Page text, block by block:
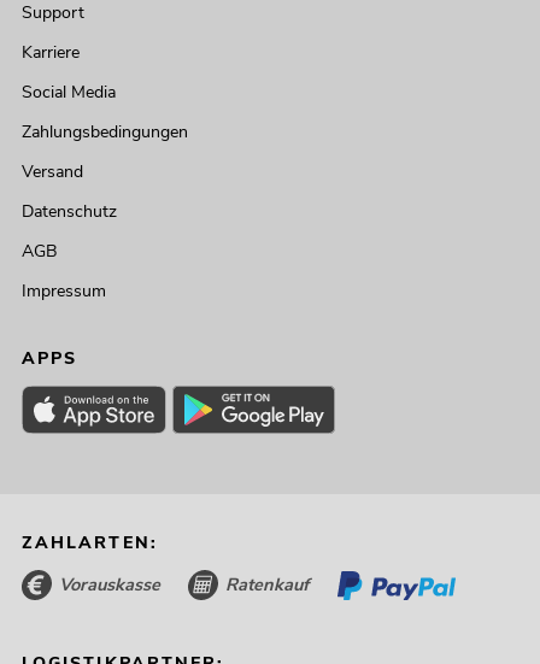
Support
Karriere
Social Media
Zahlungsbedingungen
Versand
Datenschutz
AGB
Impressum
APPS
ZAHLARTEN:
Vorauskasse Ratenkauf